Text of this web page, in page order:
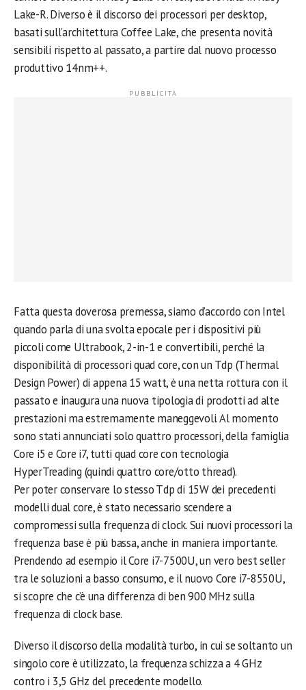
Lake-R. Diverso è il discorso dei processori per desktop,
basati sull’architettura Coffee Lake, che presenta novità
sensibili rispetto al passato, a partire dal nuovo processo
produttivo 14nm++.
Fatta questa doverosa premessa, siamo d’accordo con Intel
quando parla di una svolta epocale per i dispositivi più
piccoli come Ultrabook, 2-in-1 e convertibili, perché la
disponibilità di processori quad core, con un Tdp (Thermal
Design Power) di appena 15 watt, è una netta rottura con il
passato e inaugura una nuova tipologia di prodotti ad alte
prestazioni ma estremamente maneggevoli. Al momento
sono stati annunciati solo quattro processori, della famiglia
Core i5 e Core i7, tutti quad core con tecnologia
HyperTreading (quindi quattro core/otto thread).
Per poter conservare lo stesso Tdp di 15W dei precedenti
modelli dual core, è stato necessario scendere a
compromessi sulla frequenza di clock. Sui nuovi processori la
frequenza base è più bassa, anche in maniera importante.
Prendendo ad esempio il Core i7-7500U, un vero best seller
tra le soluzioni a basso consumo, e il nuovo Core i7-8550U,
si scopre che c’è una differenza di ben 900 MHz sulla
frequenza di clock base.
Diverso il discorso della modalità turbo, in cui se soltanto un
singolo core è utilizzato, la frequenza schizza a 4 GHz
contro i 3,5 GHz del precedente modello.